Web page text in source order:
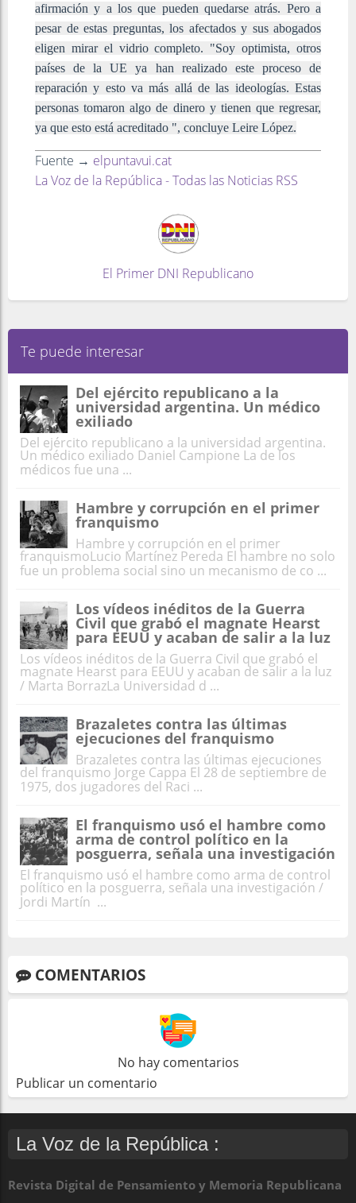
afirmación y a los que pueden quedarse atrás. Pero a
pesar de estas preguntas, los afectados y sus abogados
eligen mirar el vidrio completo. "Soy optimista, otros
países de la UE ya han realizado este proceso de
reparación y esto va más allá de las ideologías. Estas
personas tomaron algo de dinero y tienen que regresar,
ya que esto está acreditado ", concluye Leire López.
Fuente → elpuntavui.cat
La Voz de la República - Todas las Noticias RSS
El Primer DNI Republicano
Te puede interesar
Del ejército republicano a la
universidad argentina. Un médico
exiliado
Del ejército republicano a la universidad argentina.
Un médico exiliado Daniel Campione La de los
médicos fue una ...
Hambre y corrupción en el primer
franquismo
Hambre y corrupción en el primer
franquismoLucio Martínez Pereda El hambre no solo
fue un problema social sino un mecanismo de co ...
Los vídeos inéditos de la Guerra
Civil que grabó el magnate Hearst
para EEUU y acaban de salir a la luz
Los vídeos inéditos de la Guerra Civil que grabó el
magnate Hearst para EEUU y acaban de salir a la luz
/ Marta BorrazLa Universidad d ...
Brazaletes contra las últimas
ejecuciones del franquismo
Brazaletes contra las últimas ejecuciones
del franquismo Jorge Cappa El 28 de septiembre de
1975, dos jugadores del Raci ...
El franquismo usó el hambre como
arma de control político en la
posguerra, señala una investigación
El franquismo usó el hambre como arma de control
político en la posguerra, señala una investigación /
Jordi Martín ...
COMENTARIOS
No hay comentarios
Publicar un comentario
La Voz de la República :
Revista Digital de Pensamiento y Memoria Republicana